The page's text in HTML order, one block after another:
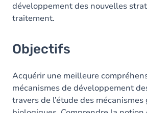
développement des nouvelles
traitement.
Objectifs
Acquérir une meilleure
mécanismes de développement
travers de l’étude des